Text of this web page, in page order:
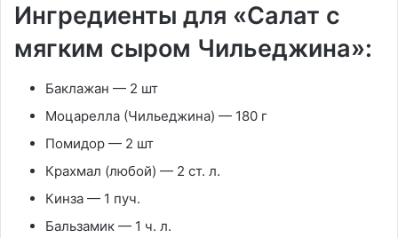
Ингредиенты для «Салат с
мягким сыром Чильеджина»:
Баклажан — 2 шт
Моцарелла (Чильеджина) — 180 г
Помидор — 2 шт
Крахмал (любой) — 2 ст. л.
Кинза — 1 пуч.
Бальзамик — 1 ч. л.